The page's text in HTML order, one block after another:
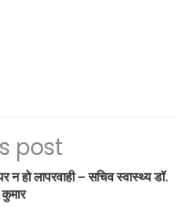
post
हो लापरवाही – सचिव स्वास्थ्य डॉ.